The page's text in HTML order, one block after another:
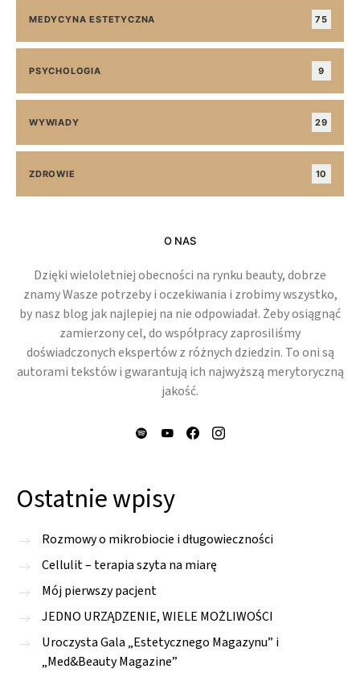
MEDYCYNA ESTETYCZNA 75
PSYCHOLOGIA 9
WYWIADY 29
ZDROWIE 10
O NAS
Dzięki wieloletniej obecności na rynku beauty, dobrze
znamy Wasze potrzeby i oczekiwania i zrobimy wszystko,
by nasz blog jak najlepiej na nie odpowiadał. Żeby osiągnąć
zamierzony cel, do współpracy zaprosiliśmy
doświadczonych ekspertów z różnych dziedzin. To oni są
autorami tekstów i gwarantują ich najwyższą merytoryczną
jakość.
Ostatnie wpisy
Rozmowy o mikrobiocie i długowieczności
Cellulit – terapia szyta na miarę
Mój pierwszy pacjent
JEDNO URZĄDZENIE, WIELE MOŻLIWOŚCI
Uroczysta Gala „Estetycznego Magazynu” i
„Med&Beauty Magazine”